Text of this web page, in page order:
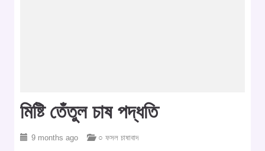
মিষ্টি তেঁতুল চাষ পদ্ধতি
9 months ago ○ ফসল চাষাবাদ